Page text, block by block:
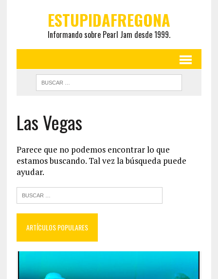
ESTUPIDAFREGONA
Informando sobre Pearl Jam desde 1999.
Las Vegas
Parece que no podemos encontrar lo que
estamos buscando. Tal vez la búsqueda puede
ayudar.
ARTÍCULOS POPULARES